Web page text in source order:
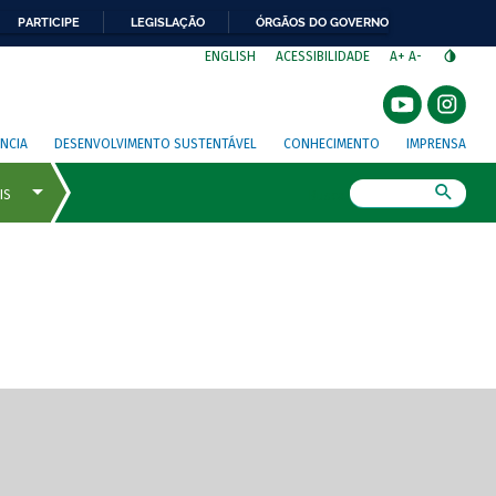
PARTICIPE LEGISLAÇÃO ÓRGÃOS DO GOVERNO
ENGLISH ACESSIBILIDADE A+ A-
DESENVOLVIMENTO SUSTENTÁVEL CONHECIMENTO IMPRENSA
de tela